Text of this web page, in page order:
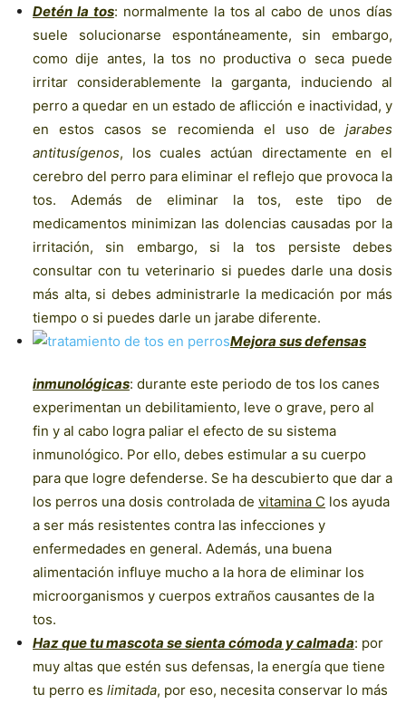
Detén la tos: normalmente la tos al cabo de unos días
suele solucionarse espontáneamente, sin embargo,
como dije antes, la tos no productiva o seca puede
irritar considerablemente la garganta, induciendo al
perro a quedar en un estado de aflicción e inactividad, y
en estos casos se recomienda el uso de jarabes
antitusígenos, los cuales actúan directamente en el
cerebro del perro para eliminar el reflejo que provoca la
tos. Además de eliminar la tos, este tipo de
medicamentos minimizan las dolencias causadas por la
irritación, sin embargo, si la tos persiste debes
consultar con tu veterinario si puedes darle una dosis
más alta, si debes administrarle la medicación por más
tiempo o si puedes darle un jarabe diferente.
Mejora sus defensas
inmunológicas: durante este periodo de tos los canes
experimentan un debilitamiento, leve o grave, pero al
fin y al cabo logra paliar el efecto de su sistema
inmunológico. Por ello, debes estimular a su cuerpo
para que logre defenderse. Se ha descubierto que dar a
los perros una dosis controlada de vitamina C los ayuda
a ser más resistentes contra las infecciones y
enfermedades en general. Además, una buena
alimentación influye mucho a la hora de eliminar los
microorganismos y cuerpos extraños causantes de la
tos.
Haz que tu mascota se sienta cómoda y calmada: por
muy altas que estén sus defensas, la energía que tiene
tu perro es limitada, por eso, necesita conservar lo más